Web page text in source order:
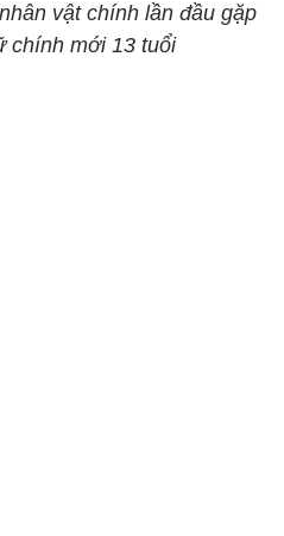
vật chính lần đầu gặp
chính mới 13 tuổi